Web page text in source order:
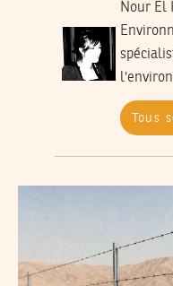
Nour El
Tous